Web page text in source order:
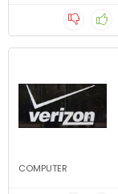
COMPUTER